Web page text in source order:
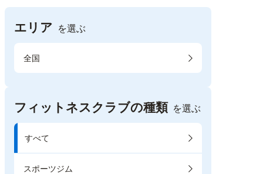
エリア を選ぶ
全国
フィットネスクラブの種類 を選ぶ
すべて
スポーツジム